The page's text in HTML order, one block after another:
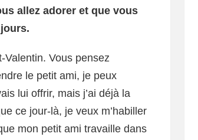
allez adorer et que vous
Valentin. Vous pensez
le petit ami, je peux
lui offrir, mais j’ai déjà la
ce jour-là, je veux m’habiller
mon petit ami travaille dans